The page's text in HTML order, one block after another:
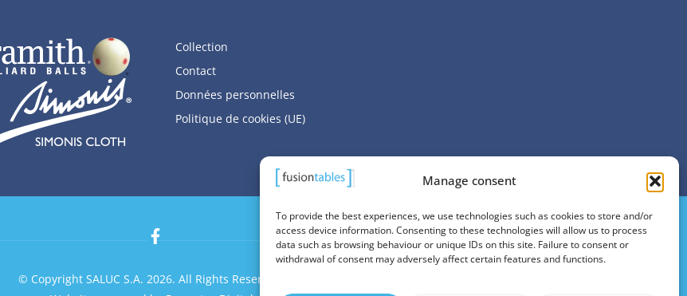
Manage consent
To provide the best experiences, we use technologies such as cookies to store and/or
access device information. Consenting to these technologies will allow us to process
data such as browsing behaviour or unique IDs on this site. Failure to consent or
withdrawal of consent may adversely affect certain features and functions.
Collection
Contact
Données personnelles
Politique de cookies (UE)
© Copyright SALUC S.A. 2026. All Rights Reserved.